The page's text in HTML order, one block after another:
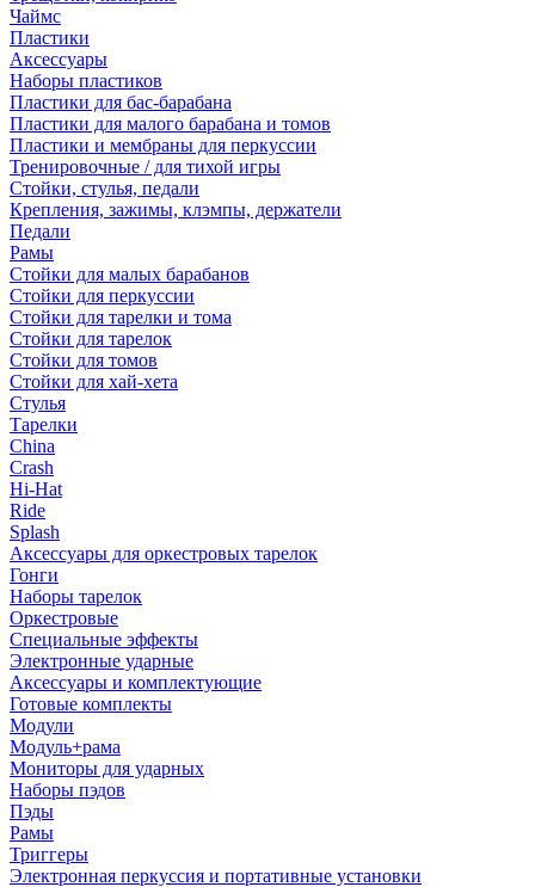
Чаймс
Пластики
Аксессуары
Наборы пластиков
Пластики для бас-барабана
Пластики для малого барабана и томов
Пластики и мембраны для перкуссии
Тренировочные / для тихой игры
Стойки, стулья, педали
Крепления, зажимы, клэмпы, держатели
Педали
Рамы
Стойки для малых барабанов
Стойки для перкуссии
Стойки для тарелки и тома
Стойки для тарелок
Стойки для томов
Стойки для хай-хета
Стулья
Тарелки
China
Crash
Hi-Hat
Ride
Splash
Аксессуары для оркестровых тарелок
Гонги
Наборы тарелок
Оркестровые
Специальные эффекты
Электронные ударные
Аксессуары и комплектующие
Готовые комплекты
Модули
Модуль+рама
Мониторы для ударных
Наборы пэдов
Пэды
Рамы
Триггеры
Электронная перкуссия и портативные установки